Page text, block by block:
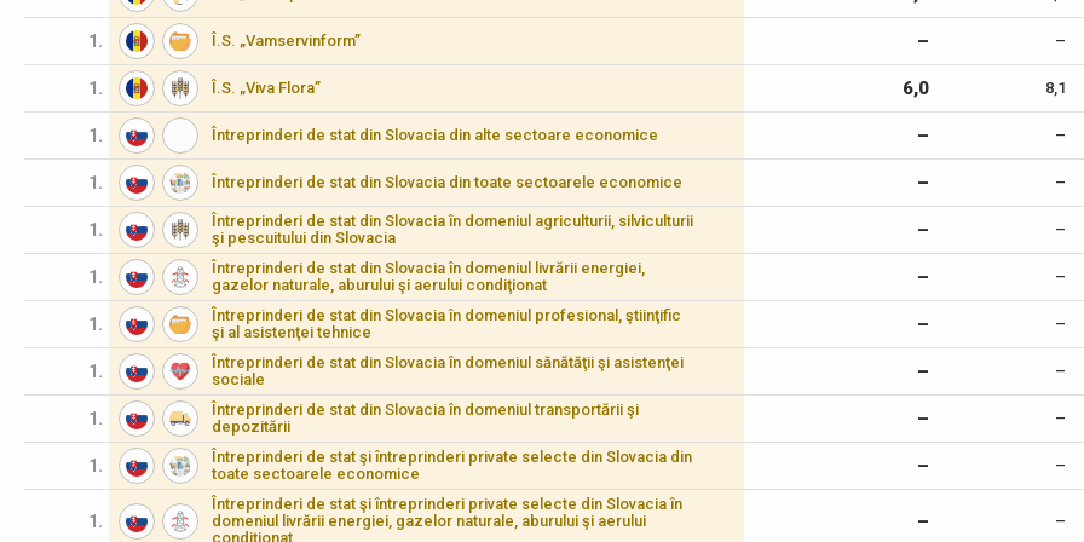
1. Î.S. „Vamservinform” – –
1. Î.S. „Viva Flora” 6,0 8,1
1. Întreprinderi de stat din Slovacia din alte sectoare economice – –
1. Întreprinderi de stat din Slovacia din toate sectoarele economice – –
1.
Întreprinderi de stat din Slovacia în domeniul agriculturii, silviculturii
şi pescuitului din Slovacia
– –
1.
Întreprinderi de stat din Slovacia în domeniul livrării energiei,
gazelor naturale, aburului şi aerului condiţionat
– –
1.
Întreprinderi de stat din Slovacia în domeniul profesional, ştiinţific
şi al asistenţei tehnice
– –
1.
Întreprinderi de stat din Slovacia în domeniul sănătăţii şi asistenţei
sociale
– –
1.
Întreprinderi de stat din Slovacia în domeniul transportării şi
depozitării
– –
1.
Întreprinderi de stat şi întreprinderi private selecte din Slovacia din
toate sectoarele economice
– –
1.
Întreprinderi de stat şi întreprinderi private selecte din Slovacia în
domeniul livrării energiei, gazelor naturale, aburului şi aerului
condiţionat
– –